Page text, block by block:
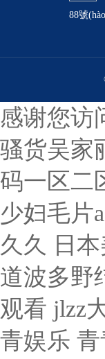
88號
感谢您访
骚货吴家